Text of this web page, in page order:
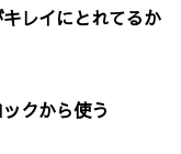
レイにとれてるか
クから使う